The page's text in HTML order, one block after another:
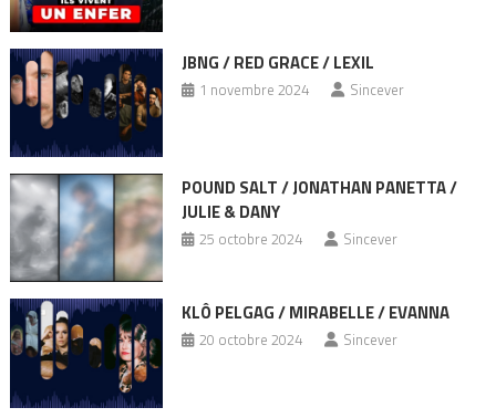
JBNG / RED GRACE / LEXIL
1 novembre 2024 Sincever
POUND SALT / JONATHAN PANETTA /
JULIE & DANY
25 octobre 2024 Sincever
KLÔ PELGAG / MIRABELLE / EVANNA
20 octobre 2024 Sincever